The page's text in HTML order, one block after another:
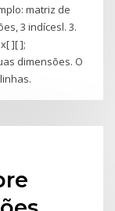
matriz de
3 indícesl. 3.
][ ];
dimensões. O